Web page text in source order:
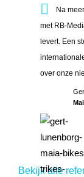
Na
met RB-
levert. Een
over onze
Na
Bekijk alle